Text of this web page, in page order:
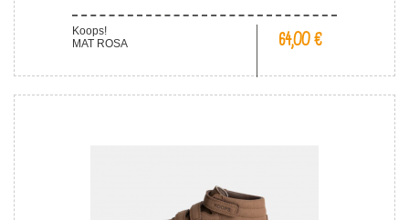
Koops!
MAT ROSA
64,00 €